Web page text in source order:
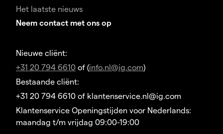
Het laatste nieuws
Neem contact met ons op
Nieuwe cliënt:
+31 20 794 6610 of (info.nl@ig.com)
Bestaande cliënt:
+31 20 794 6610 of klantenservice.nl@ig.com
Klantenservice Openingstijden voor Nederlands:
maandag t/m vrijdag 09:00-19:00